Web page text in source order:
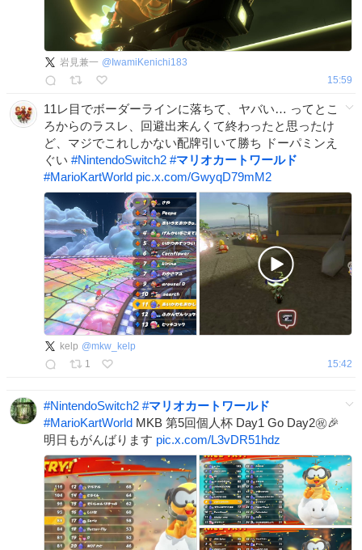
岩見兼一 @ IwamiKenichi183
15:59
11レ目でボーダーラインに落ちて、ヤバい… ってとこ
ろからのラスレ、回避出来んくて終わったと思ったけ
ど、マジでこれしかない配牌引いて勝ち ドーパミンえ
ぐい #NintendoSwitch2 #マリオカートワールド
#MarioKartWorld pic.x.com/GwyqD79mM2
kelp @mkw_kelp
1
15:42
#NintendoSwitch2 #マリオカートワールド
#MarioKartWorld MKB 第5回個人杯 Day1 Go Day2㊗️🎉
明日もがんばります pic.x.com/L3vDR51hdz